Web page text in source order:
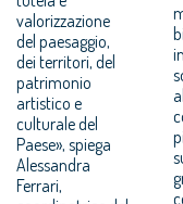
valorizzazione
del paesaggio,
dei territori, del
patrimonio
artistico e
culturale del
Paese», spiega
Alessandra
Ferrari,